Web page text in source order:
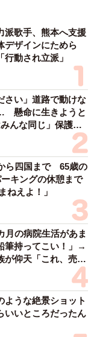
派歌手、熊本へ支援
ザインにためら
動され立派」
さい」道路で動けな
懸命に生きようと
んな同じ」保護団
ら四国まで 65歳の
キングの休憩まで
ねえよ！」
の病院生活があま
筆持ってこい！」→
が仰天「これ、売れ
ような絶景ショット
いいところだったん